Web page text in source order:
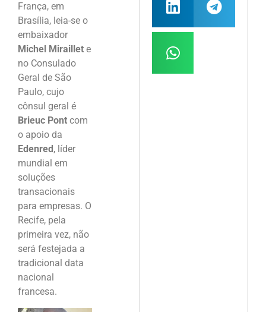
França, em
Brasília, leia-se o
embaixador
Michel Miraillet e
no Consulado
Geral de São
Paulo, cujo
cônsul geral é
Brieuc Pont com
o apoio da
Edenred , líder
mundial em
soluções
transacionais
para empresas. O
Recife, pela
primeira vez, não
será festejada a
tradicional data
nacional
francesa.